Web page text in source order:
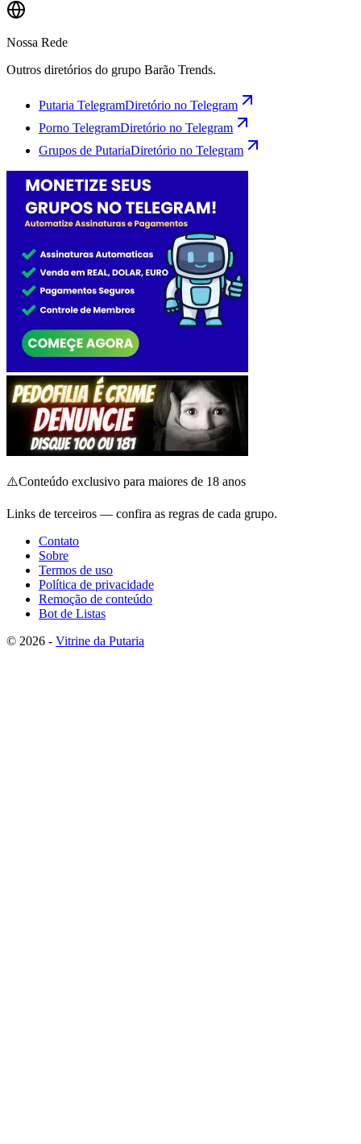
Nossa Rede
Outros diretórios do grupo Barão Trends.
Putaria TelegramDiretório no Telegram
Porno TelegramDiretório no Telegram
Grupos de PutariaDiretório no Telegram
⚠️Conteúdo exclusivo para maiores de 18 anos
Links de terceiros — confira as regras de cada grupo.
Contato
Sobre
Termos de uso
Política de privacidade
Remoção de conteúdo
Bot de Listas
© 2026 - Vitrine da Putaria